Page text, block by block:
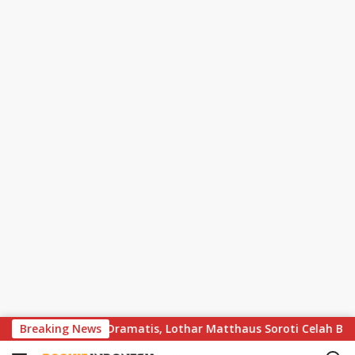
k
Breaking News
Bayern Berakhir Dramatis, Lothar Matthaus Soroti Celah